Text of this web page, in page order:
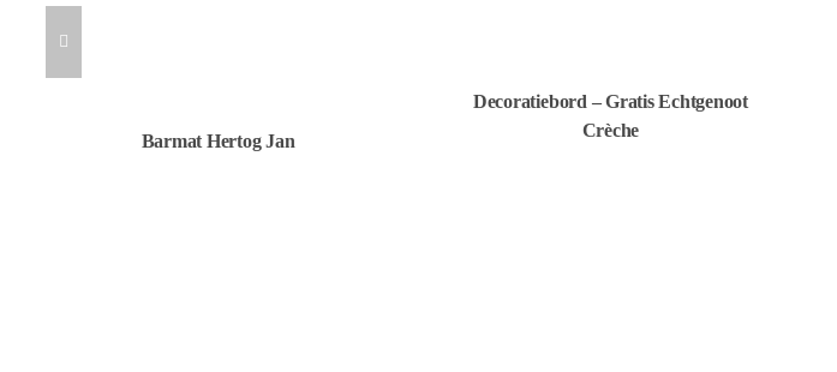
Barmat Hertog Jan
Decoratiebord – Gratis Echtgenoot
Crèche